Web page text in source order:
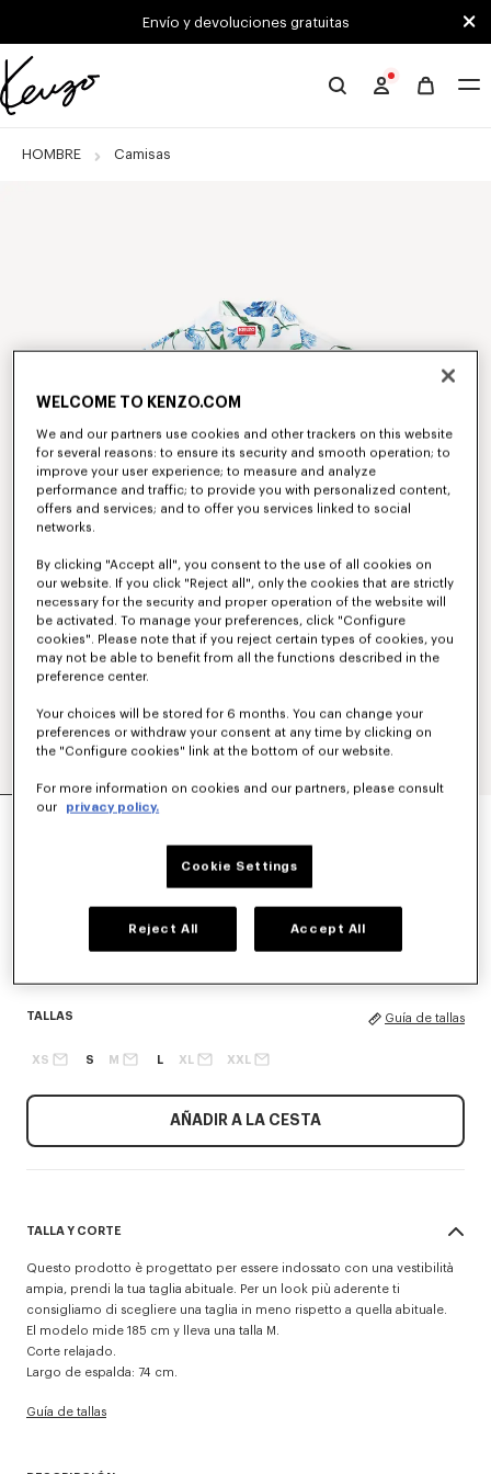
Skip to main content
Skip to footer contentEnvío y devoluciones gratuitas
Página
HOMBRE Camisas
CAMISA HAWAIANA DE MANGA CORTA DE
TALLAS Guía de tallas
XS S M L XL XXL
AÑADIR A LA CESTA
TALLA Y CORTE
Questo prodotto è progettato per essere indossato con una vestibilità
ampia, prendi la tua taglia abituale. Per un look più aderente ti
consigliamo di scegliere una taglia in meno rispetto a quella abituale.
El modelo mide 185 cm y lleva una talla M.
Corte relajado.
Largo de espalda: 74 cm.
Guía de tallas
WELCOME TO KENZO.COM
We and our partners use cookies and other trackers on this website
for several reasons: to ensure its security and smooth operation; to
improve your user experience; to measure and analyze
performance and traffic; to provide you with personalized content,
offers and services; and to offer you services linked to social
networks.
By clicking "Accept all", you consent to the use of all cookies on
our website. If you click "Reject all", only the cookies that are strictly
necessary for the security and proper operation of the website will
be activated. To manage your preferences, click "Configure
cookies". Please note that if you reject certain types of cookies, you
may not be able to benefit from all the functions described in the
preference center.
Your choices will be stored for 6 months. You can change your
preferences or withdraw your consent at any time by clicking on
the "Configure cookies" link at the bottom of our website.
For more information on cookies and our partners, please consult
our
privacy policy.
Cookie Settings
Reject All Accept All